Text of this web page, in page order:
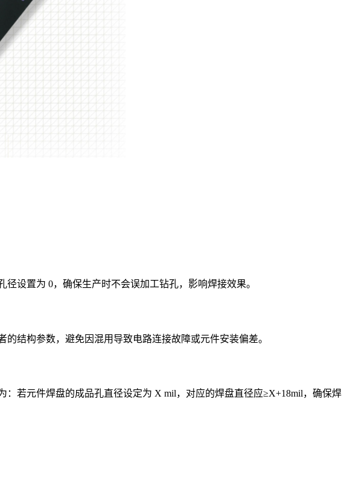
设置为 0，确保生产时不会误加工钻孔，影响焊接效果。
结构参数，避免因混用导致电路连接故障或元件安装偏差。
若元件焊盘的成品孔直径设定为 X mil，对应的焊盘直径应≥X+18mil，确保焊